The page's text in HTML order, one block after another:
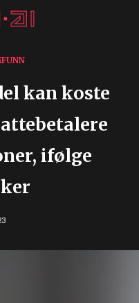
kan koste
ifølge